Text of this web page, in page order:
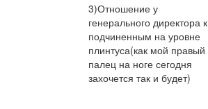
3)Отношение у
генерального директора к
подчиненным на уровне
плинтуса(как мой правый
палец на ноге сегодня
захочется так и будет)